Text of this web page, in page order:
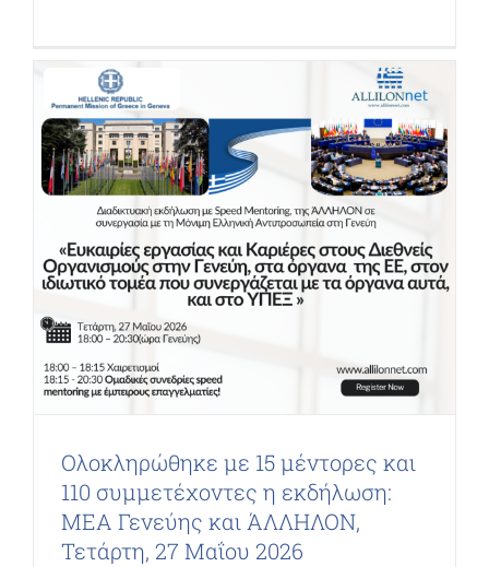
Ολοκληρώθηκε με 15 μέντορες και
110 συμμετέχοντες η εκδήλωση:
ΜΕΑ Γενεύης και ΆΛΛΗΛΟΝ,
Τετάρτη, 27 Μαΐου 2026